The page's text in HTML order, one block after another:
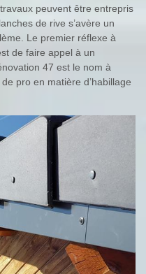
peuvent être entrepris
de rive s’avère un
Le premier réflexe à
de faire appel à un
47 est le nom à
pro en matière d’habillage